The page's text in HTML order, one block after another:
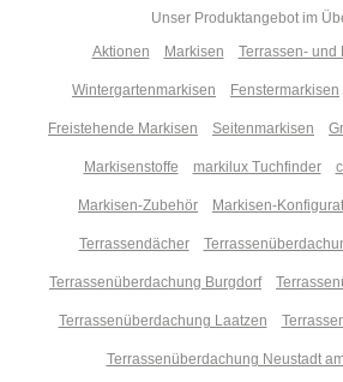
Unser Produktangebot im
Aktionen
Markisen Terrassen- und
Wintergartenmarkisen Fenstermarkisen
Freistehende Markisen Seitenmarkisen
Markisenstoffe markilux Tuchfinder
Markisen-Zubehör Markisen-
Terrassendächer
Terrassenüberdachung Burgdorf
Terrassenüberdachung Laatzen
Terrassenüberdachung Neustadt